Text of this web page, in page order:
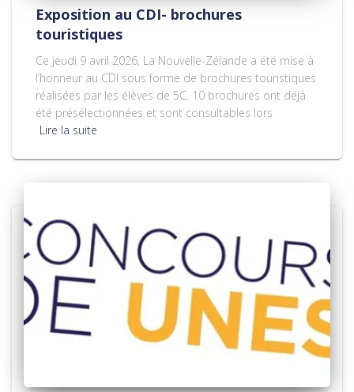
Exposition au CDI- brochures
touristiques
Ce jeudi 9 avril 2026, La Nouvelle-Zélande a été mise à
l’honneur au CDI sous forme de brochures touristiques
réalisées par les élèves de 5C. 10 brochures ont déjà
été présélectionnées et sont consultables lors
Lire la suite